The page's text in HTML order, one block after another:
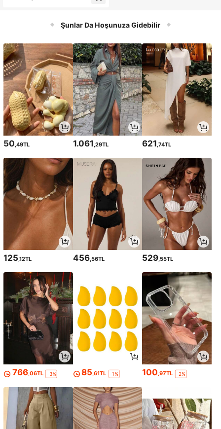
ama, Frezeleme ve Ahşap İşleme Z
anaatları İçin Uygun, Ayarlanabilir A
onksiyonlu Ağır Hizmet Tipi Frezele
me Çalışma Aleti, Ahşap Budama Er
kek Aleti
Şunlar Da Hoşunuza Gidebilir
50,49TL 1.061,29TL 621,74TL
125,12TL 456,56TL 529,55TL
766,06TL -3% 85,61TL -1% 100,97TL -2%